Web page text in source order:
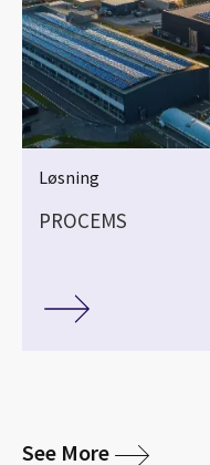
Løsning
PROCEMS
See Moremedia